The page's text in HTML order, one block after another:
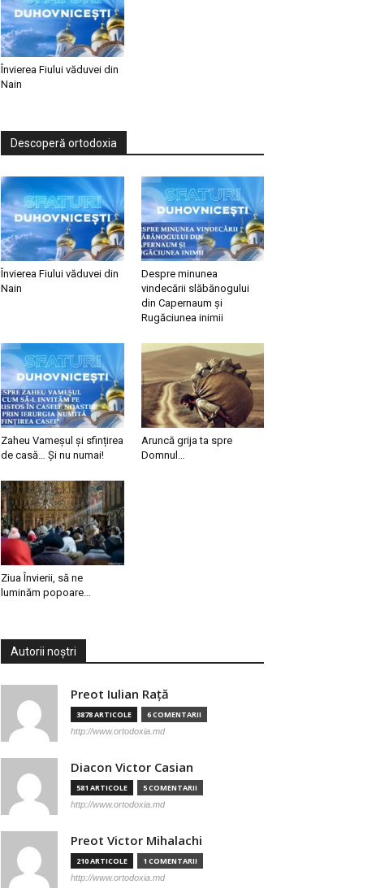
Învierea Fiului văduvei din
Nain
Descoperă ortodoxia
Învierea Fiului văduvei din
Nain
Despre minunea
vindecării slăbănogului
din Capernaum și
Rugăciunea inimii
Zaheu Vameșul și sfințirea
de casă… Și nu numai!
Aruncă grija ta spre
Domnul…
Ziua Învierii, să ne
luminăm popoare…
Autorii noștri
Preot Iulian Raţă
3878 ARTICOLE 6 COMENTARII
http://www.ortodoxia.md
Diacon Victor Casian
581 ARTICOLE 5 COMENTARII
http://www.ortodoxia.md
Preot Victor Mihalachi
210 ARTICOLE 1 COMENTARII
http://www.ortodoxia.md